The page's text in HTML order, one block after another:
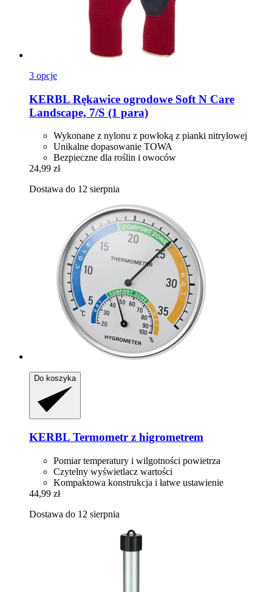
3 opcje
KERBL Rękawice ogrodowe Soft N Care
Landscape, 7/S (1 para)
Wykonane z nylonu z powłoką z pianki nitrylowej
Unikalne dopasowanie TOWA
Bezpieczne dla roślin i owoców
24,99 zł
Dostawa do 12 sierpnia
Do koszyka
KERBL Termometr z higrometrem
Pomiar temperatury i wilgotności powietrza
Czytelny wyświetlacz wartości
Kompaktowa konstrukcja i łatwe ustawienie
44,99 zł
Dostawa do 12 sierpnia